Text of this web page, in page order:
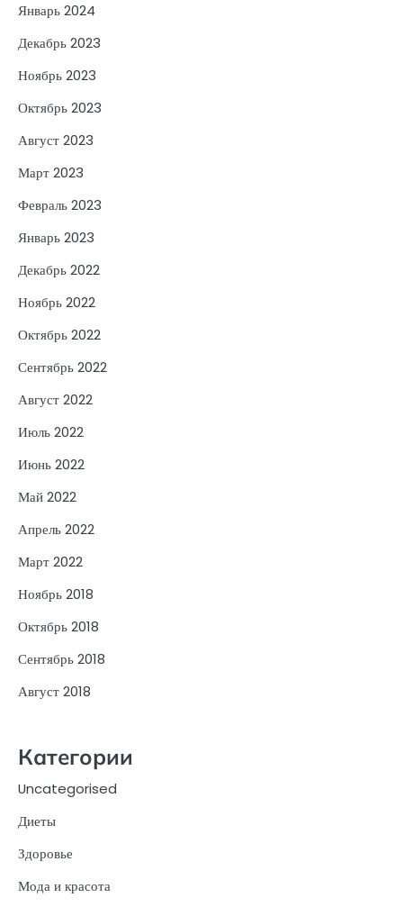
Январь 2024
Декабрь 2023
Ноябрь 2023
Октябрь 2023
Август 2023
Март 2023
Февраль 2023
Январь 2023
Декабрь 2022
Ноябрь 2022
Октябрь 2022
Сентябрь 2022
Август 2022
Июль 2022
Июнь 2022
Май 2022
Апрель 2022
Март 2022
Ноябрь 2018
Октябрь 2018
Сентябрь 2018
Август 2018
Категории
Uncategorised
Диеты
Здоровье
Мода и красота